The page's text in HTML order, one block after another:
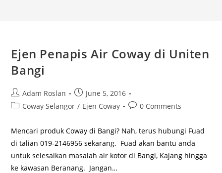
Ejen Penapis Air Coway di Uniten
Bangi
Post
author:
Adam Roslan
Post
published:
June 5, 2016
PostCoway Selangor / Ejen Coway
Post0 Comments
Mencari produk Coway di Bangi? Nah, terus hubungi Fuad
di talian 019-2146956 sekarang. Fuad akan bantu anda
untuk selesaikan masalah air kotor di Bangi, Kajang hingga
ke kawasan Beranang. Jangan…